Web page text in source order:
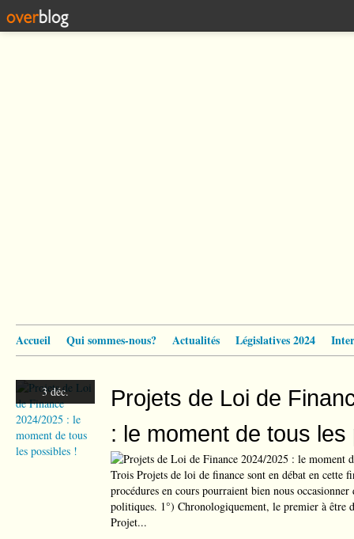
Accueil Qui sommes-nous? Actualités Législatives 2024
3 déc.
Projets de Loi de
: le moment de tous
Trois Projets de loi de finance sont en débat en cette
procédures en cours pourraient bien nous
politiques. 1°) Chronologiquement, le premier à être
Projet...